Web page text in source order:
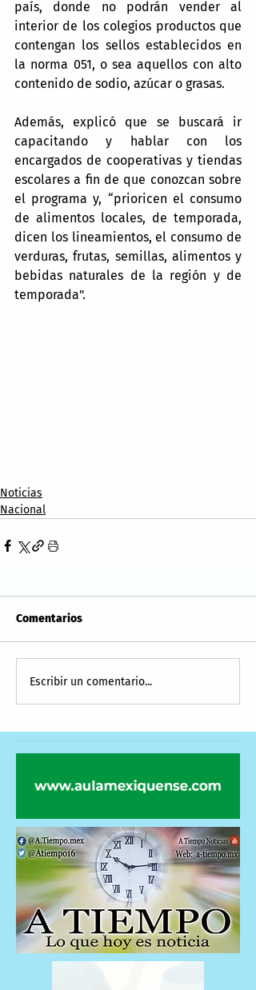
país, donde no podrán vender al
interior de los colegios productos que
contengan los sellos establecidos en
la norma 051, o sea aquellos con alto
contenido de sodio, azúcar o grasas.
Además, explicó que se buscará ir
capacitando y hablar con los
encargados de cooperativas y tiendas
escolares a fin de que conozcan sobre
el programa y, “prioricen el consumo
de alimentos locales, de temporada,
dicen los lineamientos, el consumo de
verduras, frutas, semillas, alimentos y
bebidas naturales de la región y de
temporada".
Noticias
Nacional
Comentarios
Escribir un comentario...